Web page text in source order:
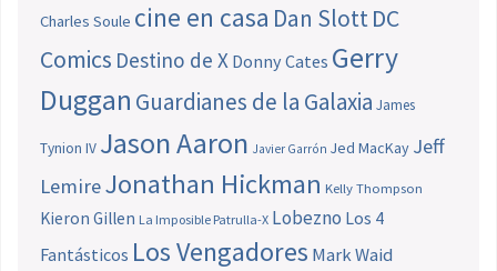
Charles Soule cine en casa Dan SlottDC
Comics Destino de X Donny Cates Gerry
Duggan Guardianes de la Galaxia James
Tynion IV Jason Aaron Javier Garrón Jed MacKay Jeff
LemireJonathan Hickman Kelly Thompson
Kieron Gillen La Imposible Patrulla-X Lobezno Los 4
Fantásticos Los Vengadores Mark Waid